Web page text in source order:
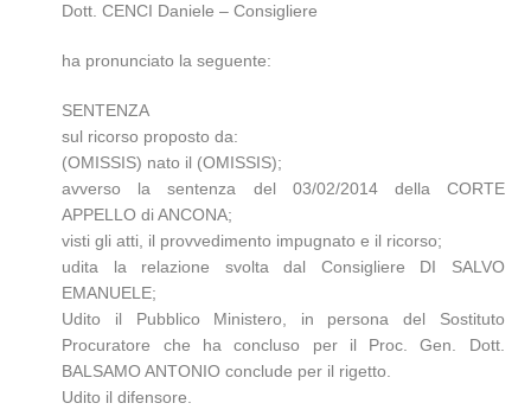
Dott. CENCI Daniele – Consigliere
ha pronunciato la seguente:
SENTENZA
sul ricorso proposto da:
(OMISSIS) nato il (OMISSIS);
avverso la sentenza del 03/02/2014 della CORTE
APPELLO di ANCONA;
visti gli atti, il provvedimento impugnato e il ricorso;
udita la relazione svolta dal Consigliere DI SALVO
EMANUELE;
Udito il Pubblico Ministero, in persona del Sostituto
Procuratore che ha concluso per il Proc. Gen. Dott.
BALSAMO ANTONIO conclude per il rigetto.
Udito il difensore.